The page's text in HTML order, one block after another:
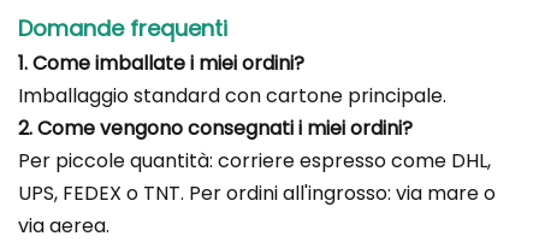
Domande frequenti
1. Come imballate i miei ordini?
Imballaggio standard con cartone principale.
2. Come vengono consegnati i miei ordini?
Per piccole quantità: corriere espresso come DHL,
UPS, FEDEX o TNT. Per ordini all'ingrosso: via mare o
via aerea.